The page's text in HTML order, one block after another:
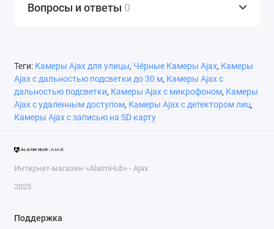
Вопросы и ответы 0
Теги: Камеры Ajax для улицы, Чёрные Камеры Ajax, Камеры
Ajax с дальностью подсветки до 30 м, Камеры Ajax с
дальностью подсветки, Камеры Ajax с микрофоном, Камеры
Ajax с удаленным доступом, Камеры Ajax с детектором лиц,
Камеры Ajax с записью на SD карту
Интернет-магазин «AlarmHub» - Ajax
2025
Поддержка